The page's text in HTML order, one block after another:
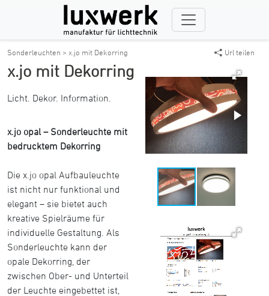
Sonderleuchten > x.jo mit Dekorring Url teilen
x.jo mit Dekorring
Licht. Dekor. Information.
x.jo opal – Sonderleuchte mit
bedrucktem Dekorring
Die x.jo opal Aufbauleuchte
ist nicht nur funktional und
elegant – sie bietet auch
kreative Spielräume für
individuelle Gestaltung. Als
Sonderleuchte kann der
opale Dekorring, der
zwischen Ober- und Unterteil
der Leuchte eingebettet ist,